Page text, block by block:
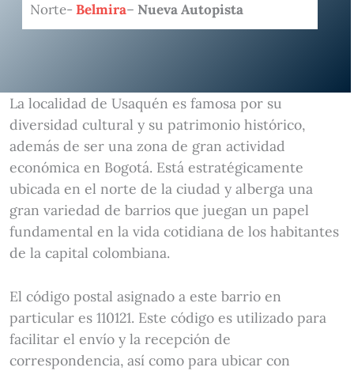
Norte- Belmira– Nueva Autopista
La localidad de Usaquén es famosa por su
diversidad cultural y su patrimonio histórico,
además de ser una zona de gran actividad
económica en Bogotá. Está estratégicamente
ubicada en el norte de la ciudad y alberga una
gran variedad de barrios que juegan un papel
fundamental en la vida cotidiana de los habitantes
de la capital colombiana.
El código postal asignado a este barrio en
particular es 110121. Este código es utilizado para
facilitar el envío y la recepción de
correspondencia, así como para ubicar con